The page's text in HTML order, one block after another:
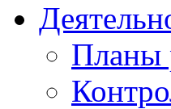
Планы